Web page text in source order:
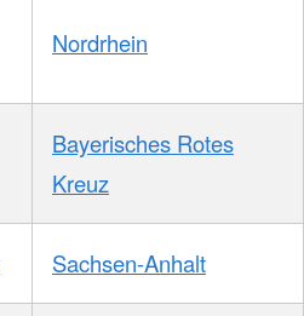
Nordrhein
Bayerisches Rotes
Kreuz
Sachsen-Anhalt